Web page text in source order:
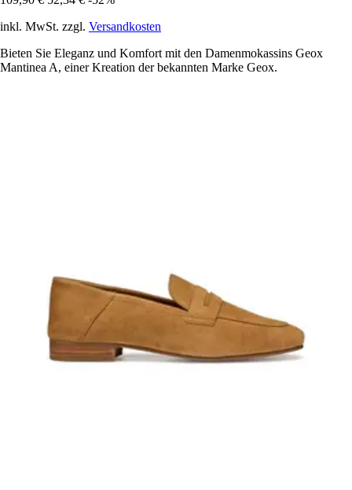
inkl. MwSt. zzgl. Versandkosten
Bieten Sie Eleganz und Komfort mit den Damenmokassins Geox
Mantinea A, einer Kreation der bekannten Marke Geox.